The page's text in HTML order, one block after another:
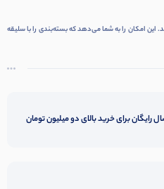
امکان را به شما می‌دهد که بسته‌بندی را با سلیقه
رایگان برای خرید بالای دو میلیون تومان